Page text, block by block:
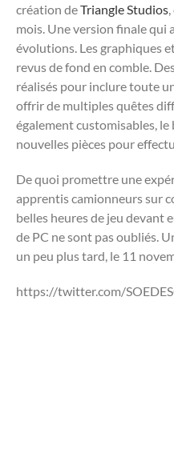
création deTriangle Studios
mois. Une version finale qui
évolutions. Les graphiques
revus de fond en comble.
réalisés pour inclure toute
offrir de multiples quêtes
également customisables,
nouvelles pièces pour
De quoi promettre une
apprentis camionneurs sur
belles heures de jeu devant
de PC ne sont pas oubliés.
un peu plus tard, le 11
https://twitter.com/